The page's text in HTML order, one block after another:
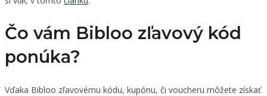
Čo vám Bibloo zľavový kód
ponúka?
Vďaka Bibloo zľavovému kódu, kupónu, či voucheru môžete získať